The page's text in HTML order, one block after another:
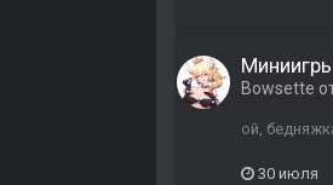
Bowsette
ой,
30 июля